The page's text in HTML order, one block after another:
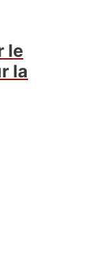
le
la